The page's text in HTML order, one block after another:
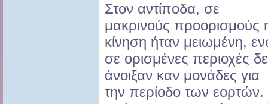
Στον αντίποδα, σε
μακρινούς προορισμούς
κίνηση ήταν μειωμένη,
σε ορισμένες περιοχές
άνοιξαν καν μονάδες για
την περίοδο των